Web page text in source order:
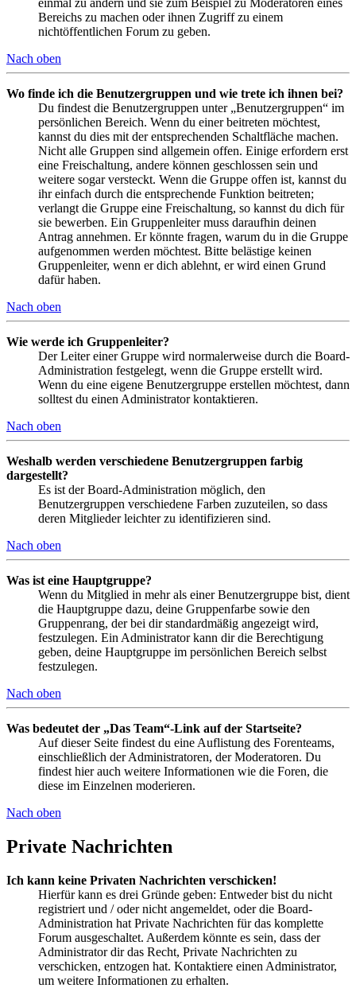
einmal zu ändern und sie zum Beispiel zu Moderatoren eines
Bereichs zu machen oder ihnen Zugriff zu einem
nichtöffentlichen Forum zu geben.
Nach oben
Wo finde ich die Benutzergruppen und wie trete ich ihnen bei?
Du findest die Benutzergruppen unter „Benutzergruppen“ im
persönlichen Bereich. Wenn du einer beitreten möchtest,
kannst du dies mit der entsprechenden Schaltfläche machen.
Nicht alle Gruppen sind allgemein offen. Einige erfordern erst
eine Freischaltung, andere können geschlossen sein und
weitere sogar versteckt. Wenn die Gruppe offen ist, kannst du
ihr einfach durch die entsprechende Funktion beitreten;
verlangt die Gruppe eine Freischaltung, so kannst du dich für
sie bewerben. Ein Gruppenleiter muss daraufhin deinen
Antrag annehmen. Er könnte fragen, warum du in die Gruppe
aufgenommen werden möchtest. Bitte belästige keinen
Gruppenleiter, wenn er dich ablehnt, er wird einen Grund
dafür haben.
Nach oben
Wie werde ich Gruppenleiter?
Der Leiter einer Gruppe wird normalerweise durch die Board-
Administration festgelegt, wenn die Gruppe erstellt wird.
Wenn du eine eigene Benutzergruppe erstellen möchtest, dann
solltest du einen Administrator kontaktieren.
Nach oben
Weshalb werden verschiedene Benutzergruppen farbig
dargestellt?
Es ist der Board-Administration möglich, den
Benutzergruppen verschiedene Farben zuzuteilen, so dass
deren Mitglieder leichter zu identifizieren sind.
Nach oben
Was ist eine Hauptgruppe?
Wenn du Mitglied in mehr als einer Benutzergruppe bist, dient
die Hauptgruppe dazu, deine Gruppenfarbe sowie den
Gruppenrang, der bei dir standardmäßig angezeigt wird,
festzulegen. Ein Administrator kann dir die Berechtigung
geben, deine Hauptgruppe im persönlichen Bereich selbst
festzulegen.
Nach oben
Was bedeutet der „Das Team“-Link auf der Startseite?
Auf dieser Seite findest du eine Auflistung des Forenteams,
einschließlich der Administratoren, der Moderatoren. Du
findest hier auch weitere Informationen wie die Foren, die
diese im Einzelnen moderieren.
Nach oben
Private Nachrichten
Ich kann keine Privaten Nachrichten verschicken!
Hierfür kann es drei Gründe geben: Entweder bist du nicht
registriert und / oder nicht angemeldet, oder die Board-
Administration hat Private Nachrichten für das komplette
Forum ausgeschaltet. Außerdem könnte es sein, dass der
Administrator dir das Recht, Private Nachrichten zu
verschicken, entzogen hat. Kontaktiere einen Administrator,
um weitere Informationen zu erhalten.